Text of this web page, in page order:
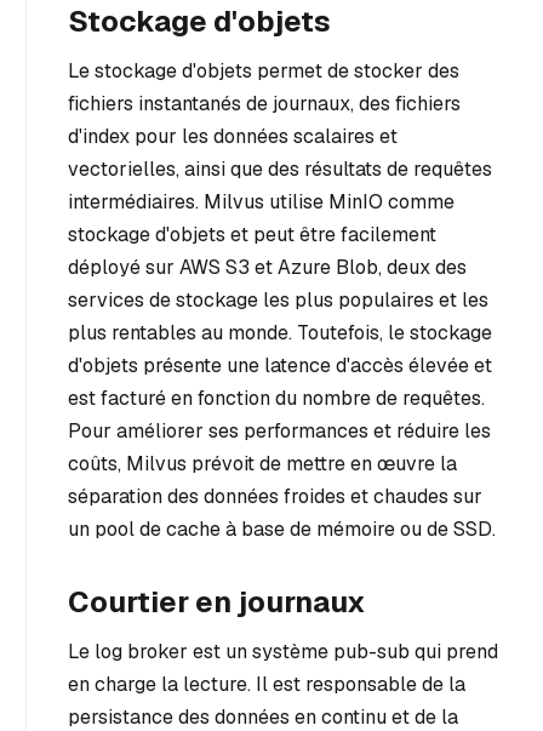
Stockage d'objets
Le stockage d'objets permet de stocker des
fichiers instantanés de journaux, des fichiers
d'index pour les données scalaires et
vectorielles, ainsi que des résultats de requêtes
intermédiaires. Milvus utilise MinIO comme
stockage d'objets et peut être facilement
déployé sur AWS S3 et Azure Blob, deux des
services de stockage les plus populaires et les
plus rentables au monde. Toutefois, le stockage
d'objets présente une latence d'accès élevée et
est facturé en fonction du nombre de requêtes.
Pour améliorer ses performances et réduire les
coûts, Milvus prévoit de mettre en œuvre la
séparation des données froides et chaudes sur
un pool de cache à base de mémoire ou de SSD.
Courtier en journaux
Le log broker est un système pub-sub qui prend
en charge la lecture. Il est responsable de la
persistance des données en continu et de la